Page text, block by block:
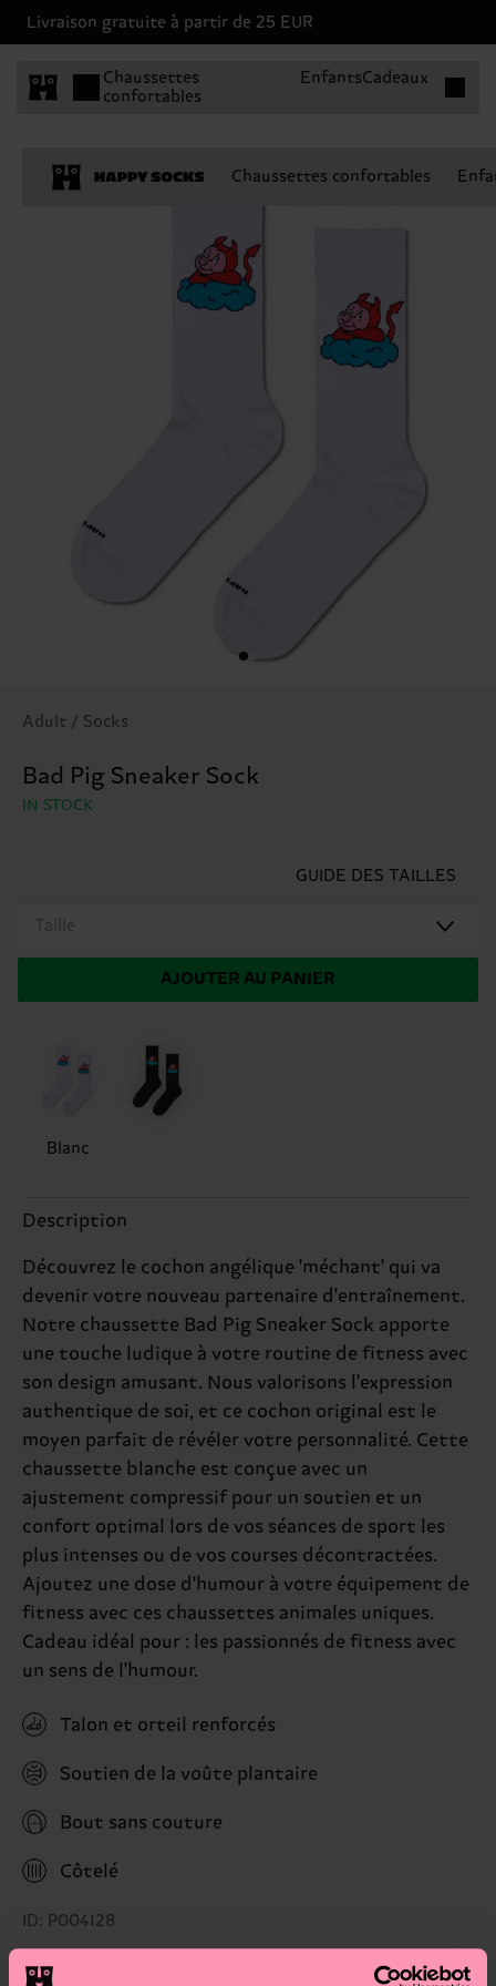
Livraison gratuite à partir de 25 EUR
Chaussettes
confortables
EnfantsCadeaux
Chaussettes confortables
Adult / Socks
Bad Pig Sneaker Sock
IN STOCK
GUIDE DES TAILLES
Taille
AJOUTER AU PANIER
Blanc
Description
Découvrez le cochon angélique 'méchant' qui va
devenir votre nouveau partenaire d'entraînement.
Notre chaussette Bad Pig Sneaker Sock apporte
une touche ludique à votre routine de fitness avec
son design amusant. Nous valorisons l'expression
authentique de soi, et ce cochon original est le
moyen parfait de révéler votre personnalité. Cette
chaussette blanche est conçue avec un
ajustement compressif pour un soutien et un
confort optimal lors de vos séances de sport les
plus intenses ou de vos courses décontractées.
Ajoutez une dose d'humour à votre équipement de
fitness avec ces chaussettes animales uniques.
Cadeau idéal pour : les passionnés de fitness avec
un sens de l'humour.
Talon et orteil renforcés
Soutien de la voûte plantaire
Bout sans couture
Côtelé
ID: P004128